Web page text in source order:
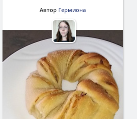
Автор Гермиона